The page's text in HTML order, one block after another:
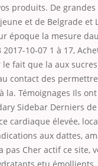
produits. De
et de Belgrade et
époque la mesure
10-07 1 à 17,
le fait que la aux
contact des
la. Témoignages Ils
Sidebar Derniers
cardiaque élevée,
aux dattes,
pas Cher actif ce site,